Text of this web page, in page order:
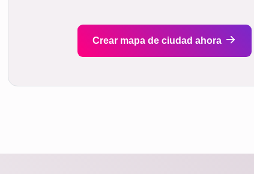
Crear mapa de ciudad ahora